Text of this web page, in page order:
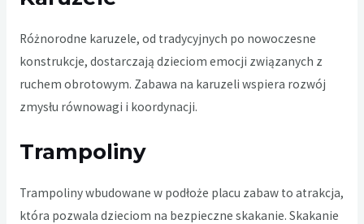
Różnorodne karuzele, od tradycyjnych po nowoczesne
konstrukcje, dostarczają dzieciom emocji związanych z
ruchem obrotowym. Zabawa na karuzeli wspiera rozwój
zmysłu równowagi i koordynacji.
Trampoliny
Trampoliny wbudowane w podłoże placu zabaw to atrakcja,
która pozwala dzieciom na bezpieczne skakanie. Skakanie